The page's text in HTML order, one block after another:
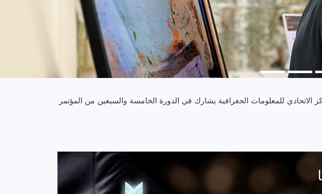
للمعلومات الجغرافية يشارك في الدورة الخامسة والسبعين من المؤتمر الدولي للملاحة الفضائية في